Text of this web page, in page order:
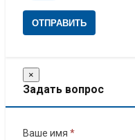
ОТПРАВИТЬ
×
Задать вопрос
Ваше имя *